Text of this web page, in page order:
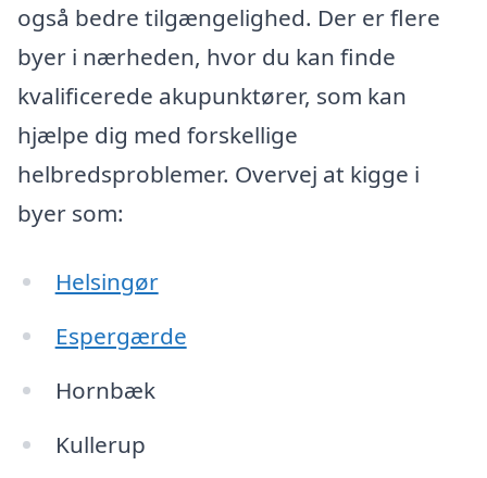
også bedre tilgængelighed. Der er flere
byer i nærheden, hvor du kan finde
kvalificerede akupunktører, som kan
hjælpe dig med forskellige
helbredsproblemer. Overvej at kigge i
byer som:
Helsingør
Espergærde
Hornbæk
Kullerup